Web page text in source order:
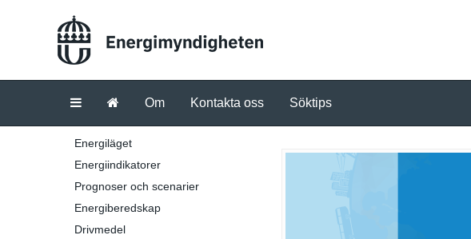
Om Kontakta oss Söktips
Energiläget
Energiindikatorer
Prognoser och scenarier
Energiberedskap
Drivmedel